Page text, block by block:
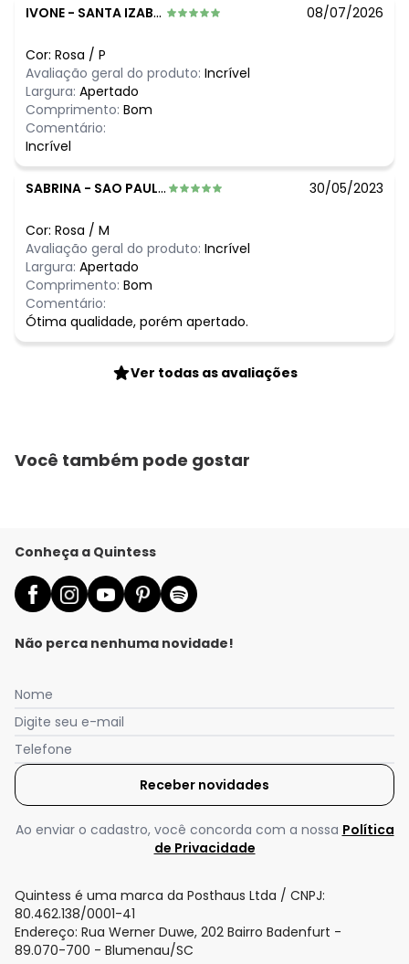
IVONE - SANTA IZABEL DO PARA - PA 08/07/2026
Cor: Rosa / P
Avaliação geral do produto: Incrível
Largura: Apertado
Comprimento: Bom
Comentário:
Incrível
SABRINA - SAO PAULO - SP 30/05/2023
Cor: Rosa / M
Avaliação geral do produto: Incrível
Largura: Apertado
Comprimento: Bom
Comentário:
Ótima qualidade, porém apertado.
Ver todas as avaliações
Você também pode gostar
Conheça a Quintess
Não perca nenhuma novidade!
Nome
Digite seu e-mail
Telefone
Receber novidades
Ao enviar o cadastro, você concorda com a nossa Política
de Privacidade
Quintess é uma marca da Posthaus Ltda / CNPJ:
80.462.138/0001-41
Endereço: Rua Werner Duwe, 202 Bairro Badenfurt -
89.070-700 - Blumenau/SC